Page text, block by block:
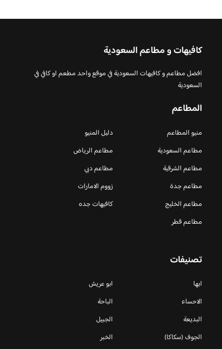
كافيهات و مطاعم السعودية
افضل مطاعم و كافيهات السعودية في موقع واحد مطعم او كافي في
السعودية
المطاعم
منيو المطاعم
دليل المنيو
مطاعم السعودية
مطاعم الرياض
مطاعم الشرقية
مطاعم دبي
مطاعم جدة
زووم الامارات
مطاعم الخليج
كافيهات جده
مطاعم قطر
تصنيفات
ابها
ابو عريش
الاحساء
الباحة
البديعة
الجبيل
الجوف (سكاكا)
الخبر